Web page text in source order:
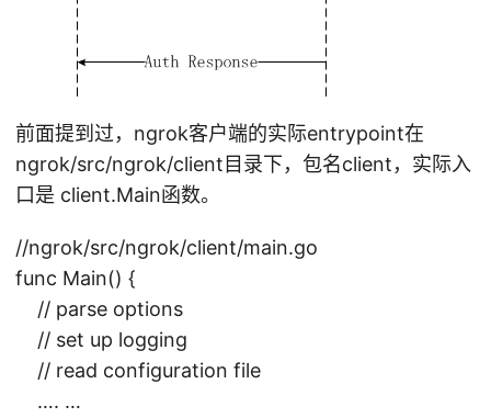
前面提到过，ngrok客户端的实际entrypoint在
ngrok/src/ngrok/client目录下，包名client，实际入
口是 client.Main函数。
//ngrok/src/ngrok/client/main.go
func Main() {
// parse options
// set up logging
// read configuration file
…. …